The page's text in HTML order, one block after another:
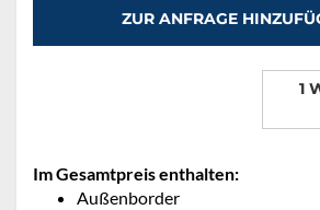
ZUR ANFRAGE
1
Im Gesamtpreis enthalten:
Außenborder